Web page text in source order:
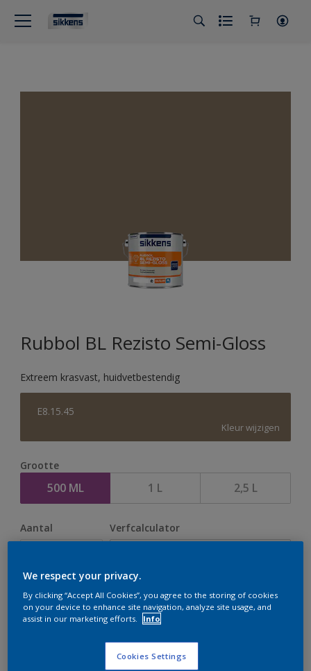
Rubbol BL Rezisto Semi-Gloss
Extreem krasvast, huidvetbestendig
E8.15.45
Kleur wijzigen
Grootte
500 ML 1 L 2,5 L
Aantal Verfcalculator
Op dit moment is het niet mogelijk dit product online
te bestellen. Houd de website in de gaten, we werken
We respect your privacy.
By clicking “Accept All Cookies”, you agree to the storing of cookies
on your device to enhance site navigation, analyze site usage, and
assist in our marketing efforts.
Info
Cookies Settings